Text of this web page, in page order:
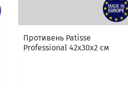
Противень Patisse
Professional 42х30х2 см